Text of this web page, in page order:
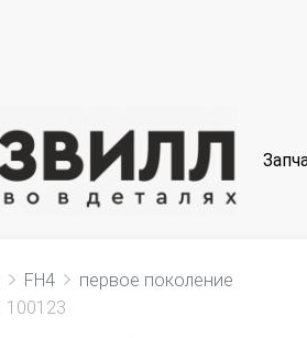
FH4
первое поколение
100123